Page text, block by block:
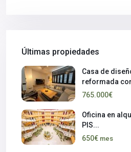
Últimas propiedades
Casa de
reformada
765.000€
Oficina en
PIS...
650€ mes